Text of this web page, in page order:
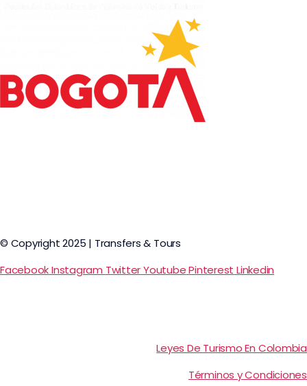
© Copyright 2025 | Transfers & Tours
FacebookInstagram TwitterYoutubePinterest Linkedin
Leyes De Turismo En Colombia
Términos y Condiciones